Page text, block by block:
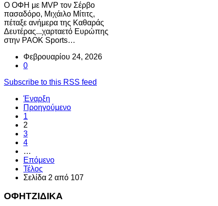
Ο ΟΦΗ με MVP τον Σέρβο
πασαδόρο, Μιχάιλο Μίτιτς,
πέταξε ανήμερα της Καθαράς
Δευτέρας...χαρταετό Ευρώπης
στην PAOK Sports…
Φεβρουαρίου 24, 2026
0
Subscribe to this RSS feed
Έναρξη
Προηγούμενο
1
2
3
4
…
Επόμενο
Τέλος
Σελίδα 2 από 107
ΟΦΗΤΖΙΔΙΚΑ